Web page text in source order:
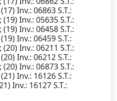
Inv.: 06863S.T.:
(19)Inv.: 05635S.T.:
(19)Inv.: 06458S.T.:
Inv.: 06459S.T.:
(20)Inv.: 06211 S.T.:
Inv.: 06212S.T.:
(20)Inv.: 06873S.T.:
Inv.: 16126S.T.:
Inv.: 16127S.T.: